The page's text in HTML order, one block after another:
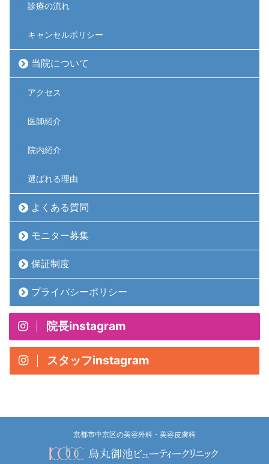
診療の流れ
キャンセルポリシー
当院について
アクセス
医師紹介
院内紹介
選ばれる理由
よくある質問
モニター募集
保証制度
プライバシーポリシー
院長instagram
スタッフinstagram
京都市中京区の美容外科・美容皮膚科